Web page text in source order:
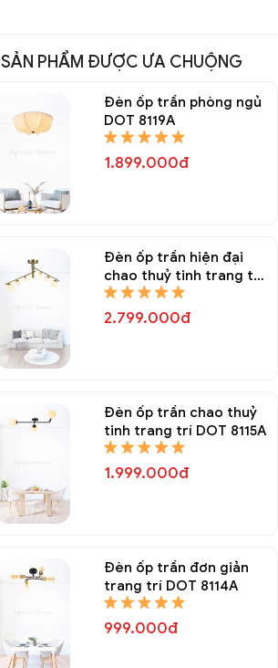
SẢN PHẨM ĐƯỢC ƯA CHUỘNG
Đèn ốp trần phòng ngủ
DOT 8119A
1.899.000đ
Đèn ốp trần hiện đại
chao thuỷ tinh trang trí
DOT 8116A
2.799.000đ
Đèn ốp trần chao thuỷ
tinh trang trí DOT 8115A
1.999.000đ
Đèn ốp trần đơn giản
trang trí DOT 8114A
999.000đ